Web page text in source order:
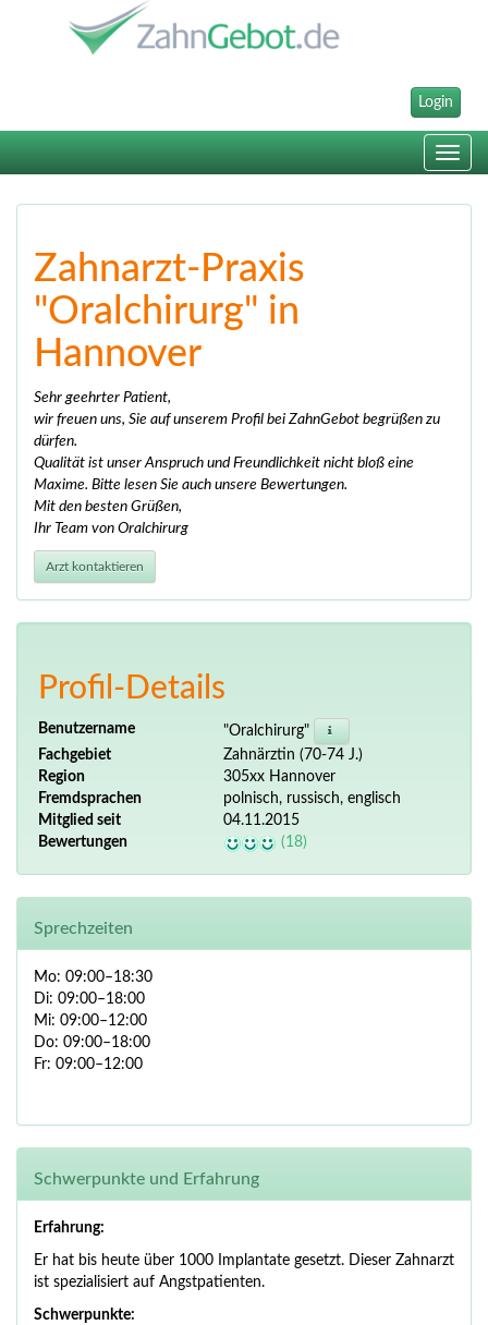
Login
Toggle
Zahnarzt-Praxis
"Oralchirurg" in
Hannover
Sehr geehrter Patient,
wir freuen uns, Sie auf unserem Profil bei ZahnGebot begrüßen zu
dürfen.
Qualität ist unser Anspruch und Freundlichkeit nicht bloß eine
Maxime. Bitte lesen Sie auch unsere Bewertungen.
Mit den besten Grüßen,
Ihr Team von Oralchirurg
Arzt kontaktieren
Profil-Details
Benutzername
"Oralchirurg"
Fachgebiet
Zahnärztin (70-74 J.)
Region
305xx Hannover
Fremdsprachen
polnisch, russisch, englisch
Mitglied seit
04.11.2015
Bewertungen
(18)
Sprechzeiten
Mo: 09:00–18:30
Di: 09:00–18:00
Mi: 09:00–12:00
Do: 09:00–18:00
Fr: 09:00–12:00
Schwerpunkte und Erfahrung
Erfahrung:
Er hat bis heute über 1000 Implantate gesetzt. Dieser Zahnarzt
ist spezialisiert auf Angstpatienten.
Schwerpunkte: